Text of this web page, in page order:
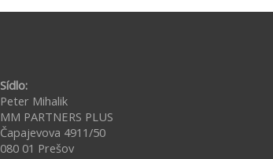
Sídlo:
Peter Mihalik
MM PARTNERS PLUS
Čapajevova 4911/50
080 01 Prešov